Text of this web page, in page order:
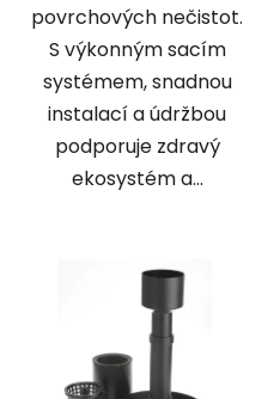
povrchových nečistot.
S výkonným sacím
systémem, snadnou
instalací a údržbou
podporuje zdravý
ekosystém a...